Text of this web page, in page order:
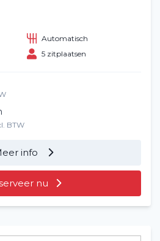
Automatisch
5 zitplaatsen
BTW
info
nu